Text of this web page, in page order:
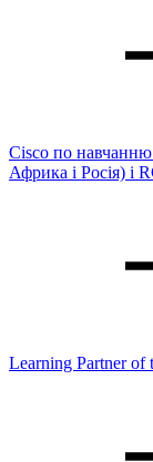
Cisco по
Африка і Росія) і
Learning Partner of